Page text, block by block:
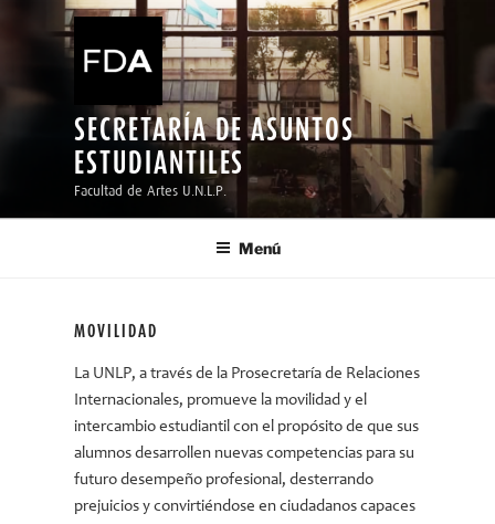
SECRETARÍA DE ASUNTOS
ESTUDIANTILES
Facultad de Artes U.N.L.P.
Menú
MOVILIDAD
La UNLP, a través de la Prosecretaría de Relaciones
Internacionales, promueve la movilidad y el
intercambio estudiantil con el propósito de que sus
alumnos desarrollen nuevas competencias para su
futuro desempeño profesional, desterrando
prejuicios y convirtiéndose en ciudadanos capaces